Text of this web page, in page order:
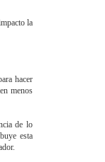
la
hacer
menos
de lo
esta